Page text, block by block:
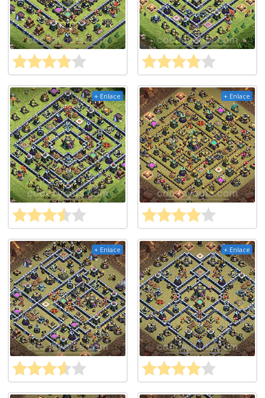
+ Enlace + Enlace
+ Enlace + Enlace